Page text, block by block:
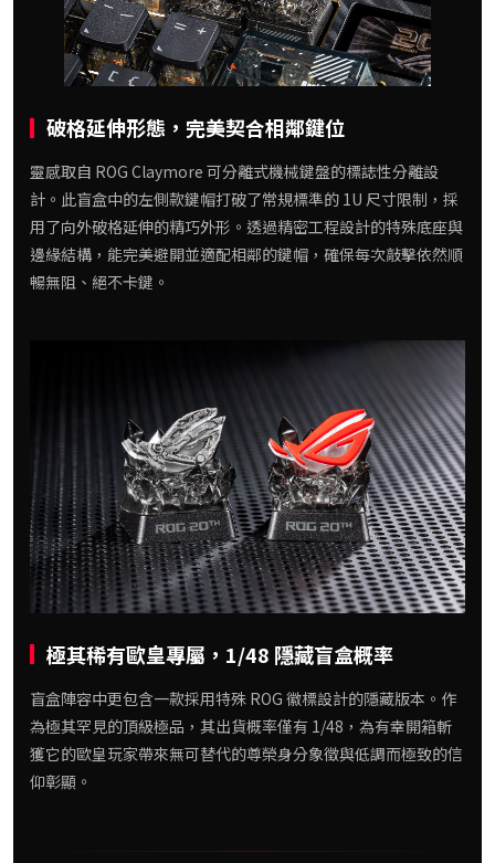
破格延伸形態，完美契合相鄰鍵位
靈感取自 ROG Claymore 可分離式機械鍵盤的標誌性分離設
計。此盲盒中的左側款鍵帽打破了常規標準的 1U 尺寸限制，採
用了向外破格延伸的精巧外形。透過精密工程設計的特殊底座與
邊緣結構，能完美避開並適配相鄰的鍵帽，確保每次敲擊依然順
暢無阻、絕不卡鍵。
極其稀有歐皇專屬，1/48 隱藏盲盒概率
盲盒陣容中更包含一款採用特殊 ROG 徽標設計的隱藏版本。作
為極其罕見的頂級極品，其出貨概率僅有 1/48，為有幸開箱斬
獲它的歐皇玩家帶來無可替代的尊榮身分象徵與低調而極致的信
仰彰顯。